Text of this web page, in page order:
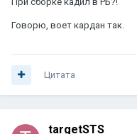
Говорю, воет кардан так.
Цитата
targetSTS